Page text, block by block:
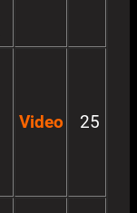
Video 25